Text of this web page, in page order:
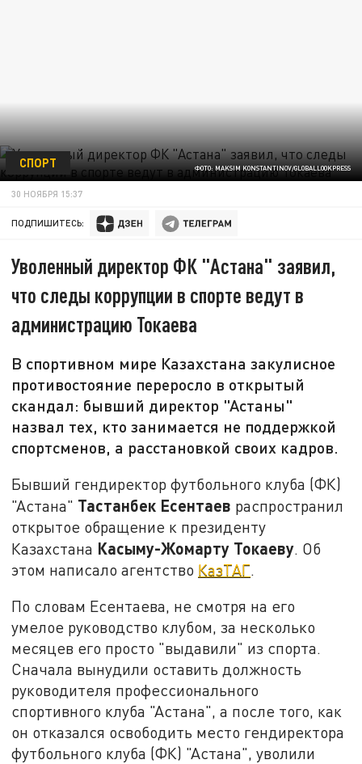
ФОТО: MAKSIM KONSTANTINOV/GLOBALLOOKPRESS
СПОРТ
30 НОЯБРЯ 15:37
ПОДПИШИТЕСЬ:
Уволенный директор ФК "Астана" заявил,
что следы коррупции в спорте ведут в
администрацию Токаева
В спортивном мире Казахстана закулисное
противостояние переросло в открытый
скандал: бывший директор "Астаны"
назвал тех, кто занимается не поддержкой
спортсменов, а расстановкой своих кадров.
Бывший гендиректор футбольного клуба (ФК)
"Астана" Тастанбек Есентаев распространил
открытое обращение к президенту
Казахстана Касыму-Жомарту Токаеву. Об
этом написало агентство КазТАГ.
По словам Есентаева, не смотря на его
умелое руководство клубом, за несколько
месяцев его просто "выдавили" из спорта.
Сначала вынудили оставить должность
руководителя профессионального
спортивного клуба "Астана", а после того, как
он отказался освободить место гендиректора
футбольного клуба (ФК) "Астана", уволили